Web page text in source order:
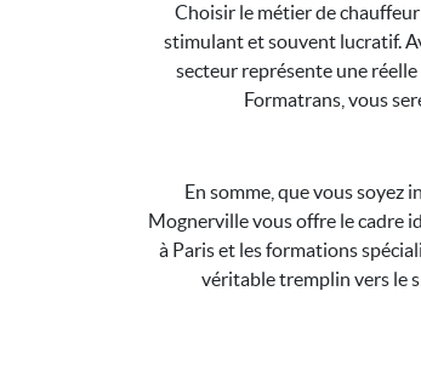
Choisir le métier de
stimulant et souvent lucratif.
secteur représente une
Formatrans, vous
En somme, que vous soyez
Mognerville vous offre le cadre
à Paris et les formations
véritable tremplin vers le